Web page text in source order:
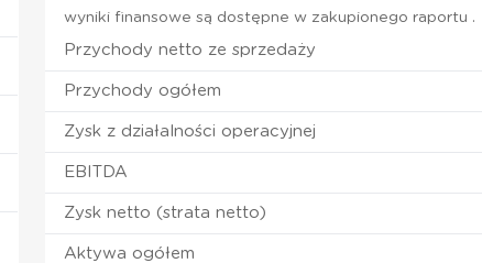
wyniki finansowe są dostępne w zakupionego raportu .
Przychody netto ze sprzedaży
Przychody ogółem
Zysk z działalności operacyjnej
EBITDA
Zysk netto (strata netto)
Aktywa ogółem